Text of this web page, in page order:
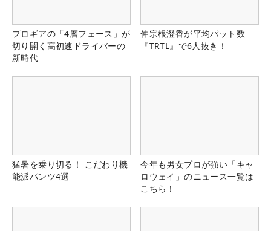
プロギアの「4層フェース」が
切り開く高初速ドライバーの
新時代
仲宗根澄香が平均パット数
『TRTL』で6人抜き！
猛暑を乗り切る！ こだわり機
能派パンツ4選
今年も男女プロが強い「キャ
ロウェイ」のニュース一覧は
こちら！